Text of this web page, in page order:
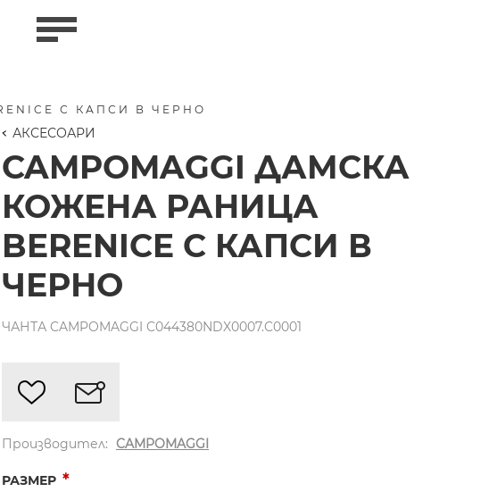
С КАПСИ В ЧЕРНО
АКСЕСОАРИ
CAMPOMAGGI ДАМСКА
КОЖЕНА РАНИЦА
BERENICE С КАПСИ В
ЧЕРНО
ЧАНТА CAMPOMAGGI C044380NDX0007.C0001
Производител: CAMPOMAGGI
РАЗМЕР *